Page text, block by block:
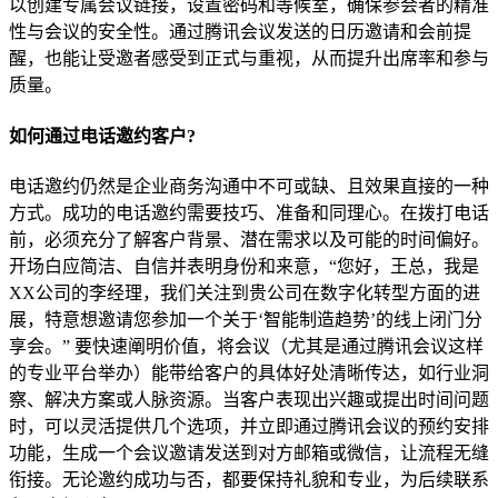
以创建专属会议链接，设置密码和等候室，确保参会者的精准
性与会议的安全性。通过腾讯会议发送的日历邀请和会前提
醒，也能让受邀者感受到正式与重视，从而提升出席率和参与
质量。
如何通过电话邀约客户?
电话邀约仍然是企业商务沟通中不可或缺、且效果直接的一种
方式。成功的电话邀约需要技巧、准备和同理心。在拨打电话
前，必须充分了解客户背景、潜在需求以及可能的时间偏好。
开场白应简洁、自信并表明身份和来意，“您好，王总，我是
XX公司的李经理，我们关注到贵公司在数字化转型方面的进
展，特意想邀请您参加一个关于‘智能制造趋势’的线上闭门分
享会。” 要快速阐明价值，将会议（尤其是通过腾讯会议这样
的专业平台举办）能带给客户的具体好处清晰传达，如行业洞
察、解决方案或人脉资源。当客户表现出兴趣或提出时间问题
时，可以灵活提供几个选项，并立即通过腾讯会议的预约安排
功能，生成一个会议邀请发送到对方邮箱或微信，让流程无缝
衔接。无论邀约成功与否，都要保持礼貌和专业，为后续联系